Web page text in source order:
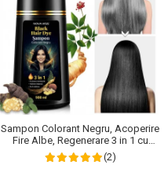
Sampon Colorant Negru, Acoperire
Fire Albe, Regenerare 3 in 1 cu
Ghimbir, 500 ml
(2)